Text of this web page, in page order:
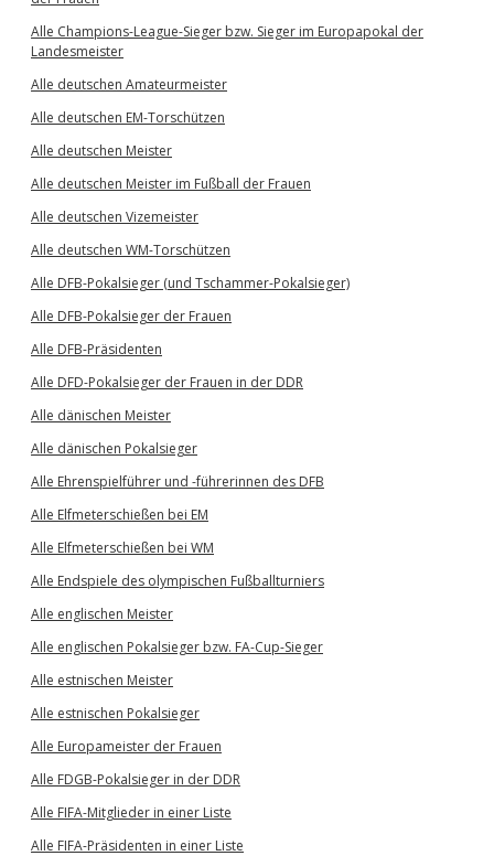
Alle Champions-League-Sieger bzw. Sieger im Europapokal der
Landesmeister
Alle deutschen Amateurmeister
Alle deutschen EM-Torschützen
Alle deutschen Meister
Alle deutschen Meister im Fußball der Frauen
Alle deutschen Vizemeister
Alle deutschen WM-Torschützen
Alle DFB-Pokalsieger (und Tschammer-Pokalsieger)
Alle DFB-Pokalsieger der Frauen
Alle DFB-Präsidenten
Alle DFD-Pokalsieger der Frauen in der DDR
Alle dänischen Meister
Alle dänischen Pokalsieger
Alle Ehrenspielführer und -führerinnen des DFB
Alle Elfmeterschießen bei EM
Alle Elfmeterschießen bei WM
Alle Endspiele des olympischen Fußballturniers
Alle englischen Meister
Alle englischen Pokalsieger bzw. FA-Cup-Sieger
Alle estnischen Meister
Alle estnischen Pokalsieger
Alle Europameister der Frauen
Alle FDGB-Pokalsieger in der DDR
Alle FIFA-Mitglieder in einer Liste
Alle FIFA-Präsidenten in einer Liste